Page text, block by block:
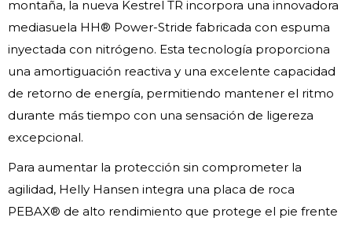
montaña, la nueva Kestrel TR incorpora una innovadora
mediasuela HH® Power-Stride fabricada con espuma
inyectada con nitrógeno. Esta tecnología proporciona
una amortiguación reactiva y una excelente capacidad
de retorno de energía, permitiendo mantener el ritmo
durante más tiempo con una sensación de ligereza
excepcional.
Para aumentar la protección sin comprometer la
agilidad, Helly Hansen integra una placa de roca
PEBAX® de alto rendimiento que protege el pie frente